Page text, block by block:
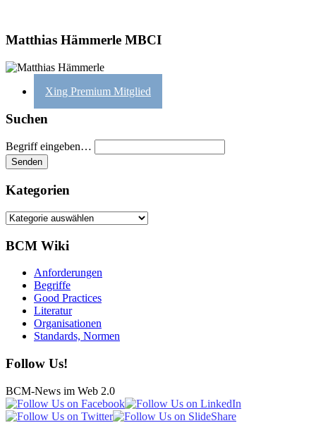
Matthias Hämmerle MBCI
Xing Premium Mitglied
Suchen
Begriff eingeben…
Kategorien
Kategorien
BCM Wiki
Anforderungen
Begriffe
Good Practices
Literatur
Organisationen
Standards, Normen
Follow Us!
BCM-News im Web 2.0